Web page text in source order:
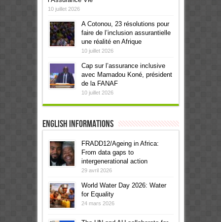
10 juillet 2026
A Cotonou, 23 résolutions pour
faire de l’inclusion assurantielle
une réalité en Afrique
10 juillet 2026
Cap sur l’assurance inclusive
avec Mamadou Koné, président
de la FANAF
10 juillet 2026
English informations
FRADD12/Ageing in Africa:
From data gaps to
intergenerational action
29 avril 2026
World Water Day 2026: Water
for Equality
24 mars 2026